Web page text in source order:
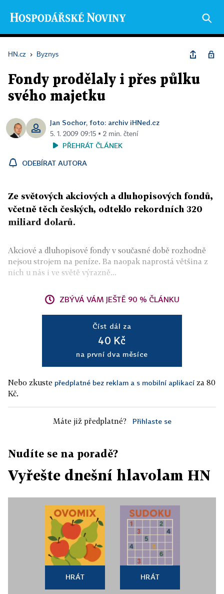
HN.cz › Byznys
Fondy prodělaly i přes půlku
svého majetku
Jan Sochor, foto: archiv iHNed.cz
5. 1. 2009 09:15 ▪ 2 min. čtení
PŘEHRÁT ČLÁNEK
ODEBÍRAT AUTORA
Ze světových akciových a dluhopisových fondů,
včetně těch českých, odteklo rekordních 320
miliard dolarů.
Akciové a dluhopisové fondy v současné době rozhodně
nejsou strojem na peníze. Ba naopak naprostá většina z
nich u nás i ve světě výrazně...
ZBÝVÁ VÁM JEŠTĚ 90 % ČLÁNKU
Číst dál za
40 Kč
na první dva měsíce
Nebo zkuste předplatné bez reklam a s mobilní aplikací za 80
Kč.
Máte již předplatné? Přihlaste se
Nudíte se na poradě?
Vyřešte dnešní hlavolam HN
HRÁT HRÁT